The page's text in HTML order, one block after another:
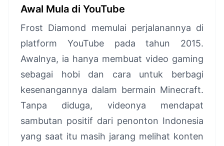
Awal Mula di YouTube
Frost Diamond memulai perjalanannya di
platform YouTube pada tahun 2015.
Awalnya, ia hanya membuat video gaming
sebagai hobi dan cara untuk berbagi
kesenangannya dalam bermain Minecraft.
Tanpa diduga, videonya mendapat
sambutan positif dari penonton Indonesia
yang saat itu masih jarang melihat konten